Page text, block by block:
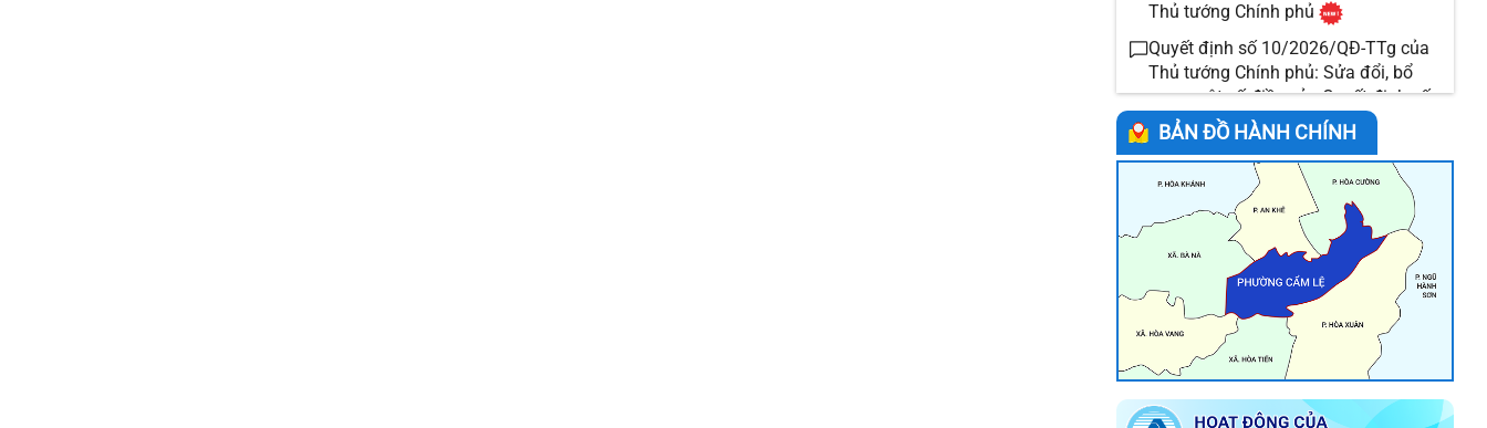
Thủ tướng Chính phủ
Quyết định số 10/2026/QĐ-TTg của
Thủ tướng Chính phủ: Sửa đổi, bổ
sung một số điều của Quyết định số
15/2025/QĐ-TTg ngày 14 tháng 6
năm 2025 của Thủ tướng Chính phủ
quy định tiêu chuẩn, định mức sử
dụng máy móc, thiết bị
Triển khai hệ thống khảo sát mức độ
hài lòng người dân, doanh nghiệp đối
với chất lượng cung ứng dịch vụ công
tại UBND phường Cẩm Lệ
Về việc giới thiệu chức danh và chữ
ký Chủ tịch, các Phó Chủ tịch Ủy ban
nhân dân phường Cẩm Lệ nhiệm kỳ
2026-2031
BẢN ĐỒ HÀNH CHÍNH